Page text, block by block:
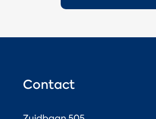
Contact